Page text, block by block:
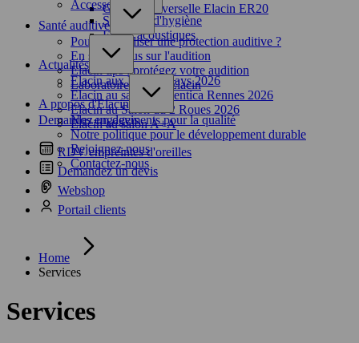
Gamme universelle Elacin ER20
Accessoires
Solutions d'hygiène
Filtres acoustiques
Santé auditive
Pourquoi utiliser une protection auditive ?
En savoir plus sur l'audition
Elacin tips : protégez votre audition
Laboratoire sonore Elacin
Actualités
Elacin aux Harley Days 2026
Elacin au salon Préventica Rennes 2026
Elacin au Salon du 2 Roues 2026
Elacin au salon A+A
A propos d'Elacin
Nos engagements pour la qualité
Notre politique pour le développement durable
Rejoignez-nous
Contactez-nous
Demandez un devis
RDV empreintes d'oreilles
Demandez un devis
Webshop
Portail clients
Home
Services
Services